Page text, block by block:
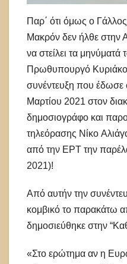
Παρ΄ ότι όμως ο
Μακρόν δεν ήλθε στην
να στείλει τα
Πρωθυπουργό
συνέντευξη που έδωσε
Μαρτίου 2021 στον
δημοσιογράφο και
τηλεόρασης Νίκο
από την ΕΡΤ την
2021)!
Από αυτήν την
κομβικό το παρακάτω
δημοσιεύθηκε στην
«Στο ερώτημα αν η